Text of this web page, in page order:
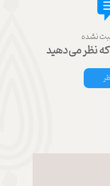
نشده
که نظر می‌دهید